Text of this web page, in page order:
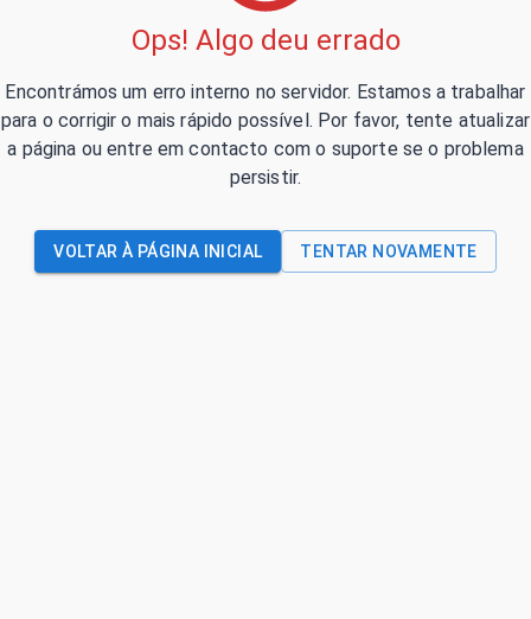
Ops! Algo deu errado
Encontrámos um erro interno no servidor. Estamos a trabalhar
para o corrigir o mais rápido possível. Por favor, tente atualizar
a página ou entre em contacto com o suporte se o problema
persistir.
VOLTAR À PÁGINA INICIAL TENTAR NOVAMENTE